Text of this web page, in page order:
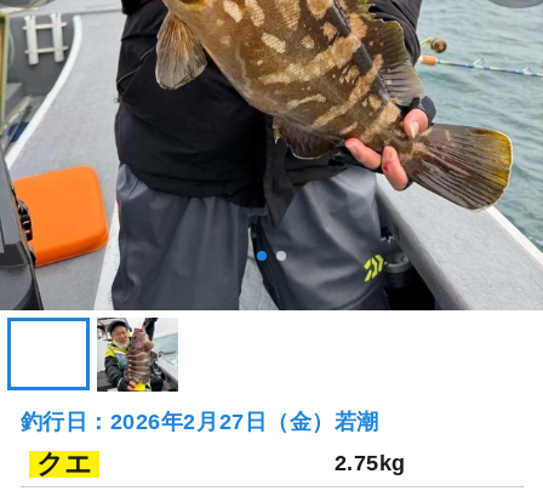
釣行日：2026年2月27日（金）若潮
クエ 2.75kg